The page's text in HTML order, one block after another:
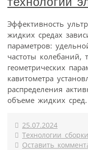
Эффективность
жидких средах
параметров:
частоты колебаний,
геометрических
кавитометра
распределения
объеме жидких сред.
25.07.2024
Технологии сборки
Оставить